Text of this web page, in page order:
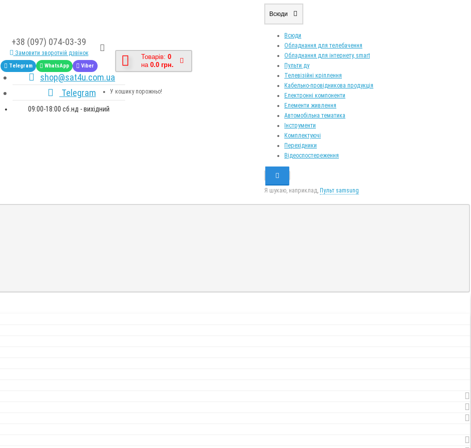
+38 (097) 074-03-39
Замовити зворотній дзвінок
Telegram WhatsApp Viber
shop@sat4u.com.ua
Telegram
09:00-18:00 сб.нд - вихідний
Товарів: 0
на 0.0 грн.
У кошику порожньо!
Всюди
Всюди
Обладнання для телебачення
Обладнання для інтернету, smart
Пульти ду
Телевізійні кріплення
Кабельно-провідникова продукція
Електронні компоненти
Елементи живлення
Автомобільна тематика
Інструменти
Комплектуючі
Перехідники
Відеоспостереження
Я шукаю, наприклад, Пульт samsung